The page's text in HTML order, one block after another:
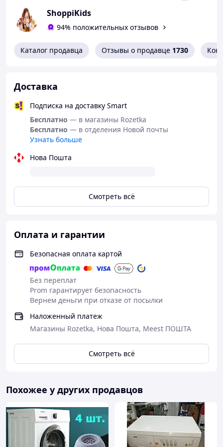
Преимущества :
Конструкция на
присосках, которая
предотвращает вибрации
стиральных и сушильных
машин любого типа на
эффективно защищая от царапин
поверхность пола, включая паркет, ламинат
вставьте шумопоглощающие подушки,
подходят для всех стиральных и сушильных
машин с четырьмя ножками
Ваша машинка будет поднята на
несколько сантиметров для эффективного
предотвращения попадания влаги и
ShoppiKids
94% положительных отзывов
Каталог продавца Отзывы о продавце 1730
Доставка
Подписка на доставку Smart
Бесплатно — в магазины Rozetka
Бесплатно — в отделения Новой почты
Узнать больше
Нова Пошта
Смотреть всё
Оплата и гарантии
Безопасная оплата картой
Без переплат
Prom гарантирует безопасность
Вернем деньги при отказе от посылки
Наложенный платеж
Магазины Rozetka, Нова Пошта, Meest ПОШТА
Смотреть всё
Похожее у других продавцов